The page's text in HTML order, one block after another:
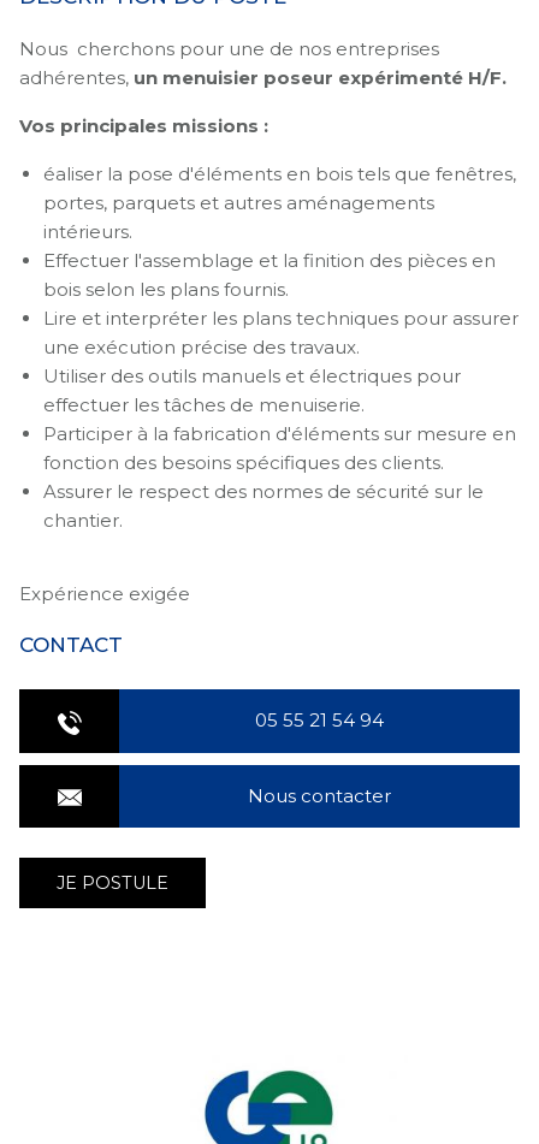
Nous cherchons pour une de nos entreprises
adhérentes, un menuisier poseur expérimenté H/F.
Vos principales missions :
éaliser la pose d'éléments en bois tels que fenêtres,
portes, parquets et autres aménagements
intérieurs.
Effectuer l'assemblage et la finition des pièces en
bois selon les plans fournis.
Lire et interpréter les plans techniques pour assurer
une exécution précise des travaux.
Utiliser des outils manuels et électriques pour
effectuer les tâches de menuiserie.
Participer à la fabrication d'éléments sur mesure en
fonction des besoins spécifiques des clients.
Assurer le respect des normes de sécurité sur le
chantier.
Expérience exigée
CONTACT
05 55 21 54 94
Nous contacter
JE POSTULE